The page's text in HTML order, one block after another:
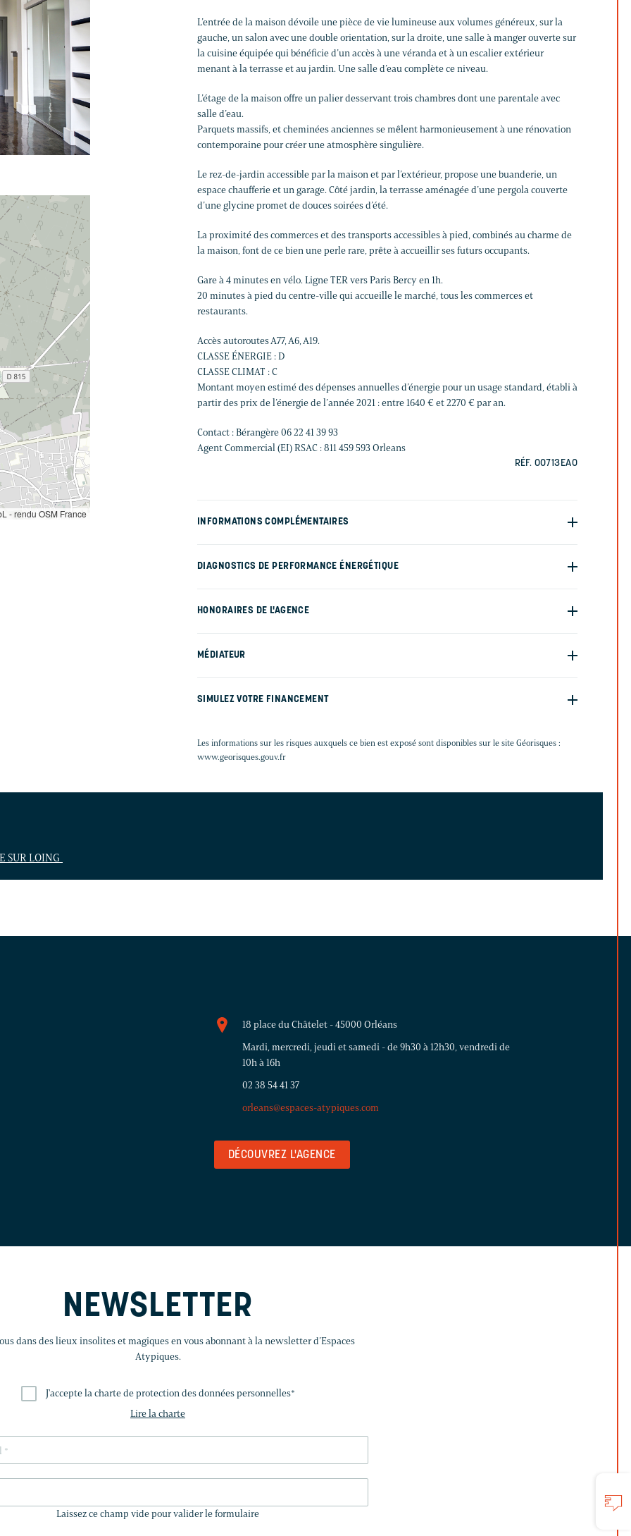
L’entrée de la maison dévoile une pièce de vie lumineuse aux volumes généreux, sur la
gauche, un salon avec une double orientation, sur la droite, une salle à manger ouverte sur
la cuisine équipée qui bénéficie d’un accès à une véranda et à un escalier extérieur
menant à la terrasse et au jardin. Une salle d’eau complète ce niveau.
L’étage de la maison offre un palier desservant trois chambres dont une parentale avec
salle d’eau.
Parquets massifs, et cheminées anciennes se mêlent harmonieusement à une rénovation
contemporaine pour créer une atmosphère singulière.
Le rez-de-jardin accessible par la maison et par l’extérieur, propose une buanderie, un
espace chaufferie et un garage. Côté jardin, la terrasse aménagée d’une pergola couverte
d’une glycine promet de douces soirées d’été.
La proximité des commerces et des transports accessibles à pied, combinés au charme de
la maison, font de ce bien une perle rare, prête à accueillir ses futurs occupants.
Gare à 4 minutes en vélo. Ligne TER vers Paris Bercy en 1h.
20 minutes à pied du centre-ville qui accueille le marché, tous les commerces et
restaurants.
Accès autoroutes A77, A6, A19.
CLASSE ÉNERGIE : D
CLASSE CLIMAT : C
Montant moyen estimé des dépenses annuelles d’énergie pour un usage standard, établi à
partir des prix de l’énergie de l’année 2021 : entre 1640 € et 2270 € par an.
Contact : Bérangère 06 22 41 39 93
Agent Commercial (EI) RSAC : 811 459 593 Orleans
RÉF. 00713EAO
INFORMATIONS COMPLÉMENTAIRES
DIAGNOSTICS DE PERFORMANCE ÉNERGÉTIQUE
HONORAIRES DE L'AGENCE
MÉDIATEUR
SIMULEZ VOTRE FINANCEMENT
Les informations sur les risques auxquels ce bien est exposé sont disponibles sur le site Géorisques :
www.georisques.gouv.fr
- rendu OSM France
SUR LOING
18 place du Châtelet - 45000 Orléans
Mardi, mercredi, jeudi et samedi - de 9h30 à 12h30, vendredi de
10h à 16h
02 38 54 41 37
orleans@espaces-atypiques.com
DÉCOUVREZ L'AGENCE
NEWSLETTER
dans des lieux insolites et magiques en vous abonnant à la newsletter d’Espaces
Atypiques.
J'accepte la charte de protection des données personnelles*
Lire la charte
CHAMP
Laissez ce champ vide pour valider le formulaire